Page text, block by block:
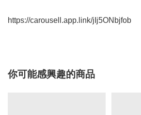
你可能感興趣的商品